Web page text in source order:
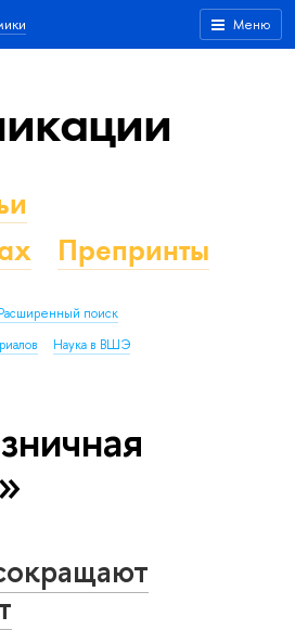
Меню
Препринты
Расширенный поиск
Наука в ВШЭ